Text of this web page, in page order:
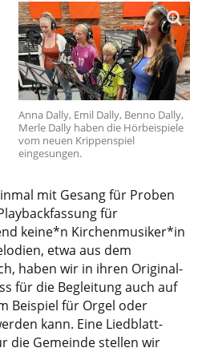
Anna Dally, Emil Dally, Benno Dally,
Merle Dally haben die Hörbeispiele
vom neuen Krippenspiel
eingesungen.
mit Gesang für Proben
für
keine*n Kirchenmusiker*in
etwa aus dem
haben wir in ihren Original-
für die Begleitung auch auf
Beispiel für Orgel oder
kann. Eine Liedblatt-
die Gemeinde stellen wir